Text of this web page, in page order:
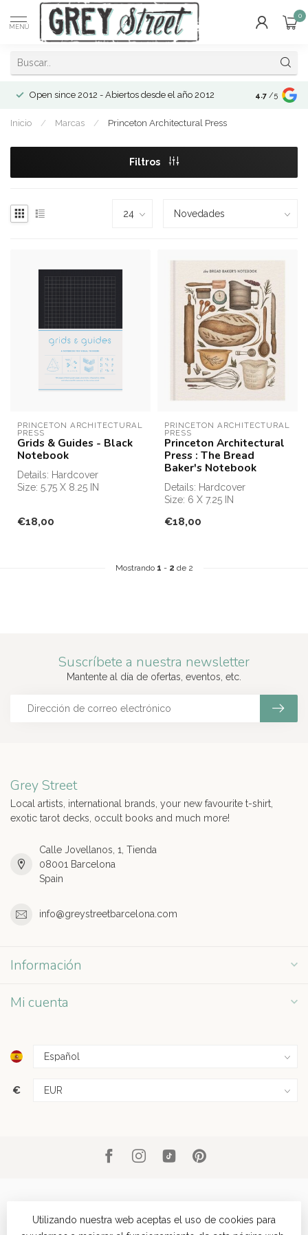
MENÚ
0
Open since 2012 - Abiertos desde el año 2012 4.7 /5
Inicio / Marcas / Princeton Architectural Press
Filtros
PRINCETON ARCHITECTURAL
PRESS
Grids & Guides - Black
Notebook
Details: Hardcover
Size: 5.75 X 8.25 IN
Publication Da...
€18,00
PRINCETON ARCHITECTURAL
PRESS
Princeton Architectural
Press : The Bread
Baker's Notebook
Details: Hardcover
Size: 6 X 7.25 IN
Publication Date:
€18,00
Mostrando 1 - 2 de 2
Suscríbete a nuestra newsletter
Mantente al día de ofertas, eventos, etc.
Grey Street
Local artists, international brands, your new favourite t-shirt,
exotic tarot decks, occult books and much more!
Calle Jovellanos, 1, Tienda
08001 Barcelona
Spain
info@greystreetbarcelona.com
Información
Mi cuenta
€
Utilizando nuestra web aceptas el uso de cookies para